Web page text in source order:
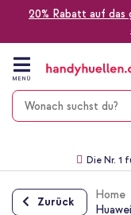
20% Rabatt auf
Zum
Inhalt
springen
MENÜ
Die Nr. 1
Zurück
Home